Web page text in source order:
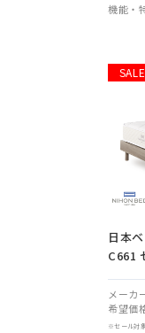
機能・
SALE
日本
C661
メーカ
希望価
※セール対